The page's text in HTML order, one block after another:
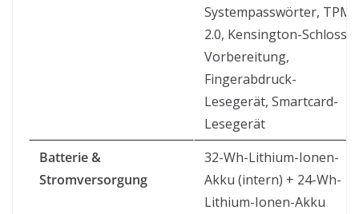
Systempasswörter, TPM
2.0, Kensington-Schloss-
Vorbereitung,
Fingerabdruck-
Lesegerät, Smartcard-
Lesegerät
Batterie &
Stromversorgung
32-Wh-Lithium-Ionen-
Akku (intern) + 24-Wh-
Lithium-Ionen-Akku